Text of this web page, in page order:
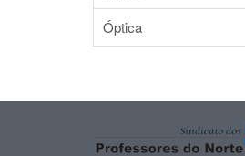
Óptica